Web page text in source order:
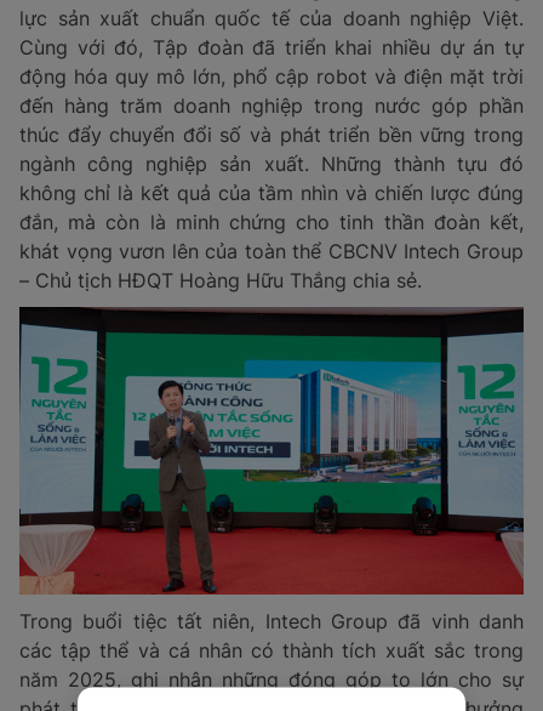
lực sản xuất chuẩn quốc tế của doanh nghiệp Việt.
Cùng với đó, Tập đoàn đã triển khai nhiều dự án tự
động hóa quy mô lớn, phổ cập robot và điện mặt trời
đến hàng trăm doanh nghiệp trong nước góp phần
thúc đẩy chuyển đổi số và phát triển bền vững trong
ngành công nghiệp sản xuất. Những thành tựu đó
không chỉ là kết quả của tầm nhìn và chiến lược đúng
đắn, mà còn là minh chứng cho tinh thần đoàn kết,
khát vọng vươn lên của toàn thể CBCNV Intech Group
– Chủ tịch HĐQT Hoàng Hữu Thắng chia sẻ.
Trong buổi tiệc tất niên, Intech Group đã vinh danh
các tập thể và cá nhân có thành tích xuất sắc trong
năm 2025, ghi nhận những đóng góp to lớn cho sự